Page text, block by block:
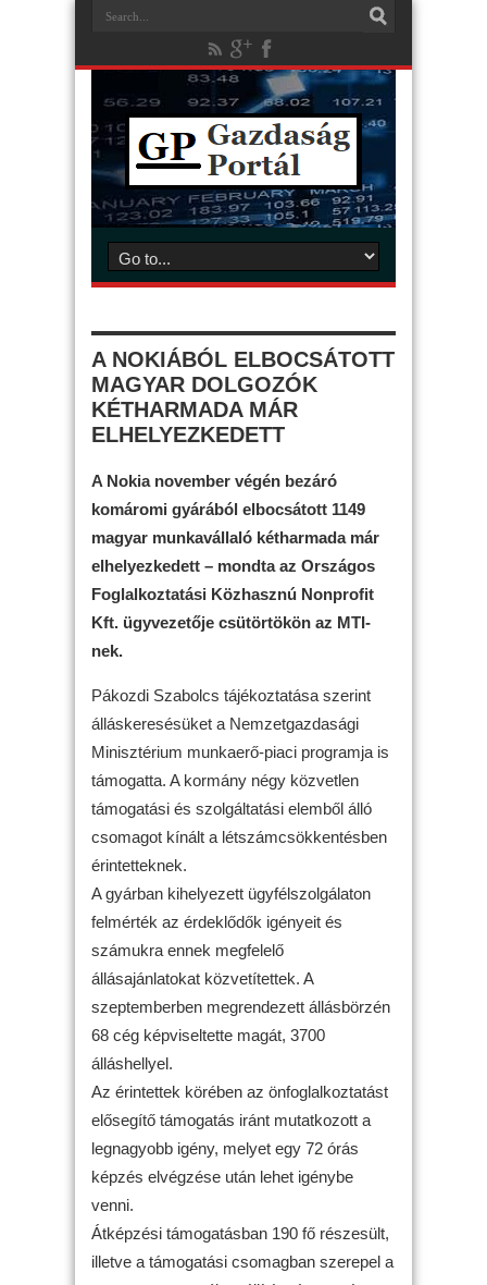
A NOKIÁBÓL ELBOCSÁTOTT
MAGYAR DOLGOZÓK
KÉTHARMADA MÁR
ELHELYEZKEDETT
A Nokia november végén bezáró
komáromi gyárából elbocsátott 1149
magyar munkavállaló kétharmada már
elhelyezkedett – mondta az Országos
Foglalkoztatási Közhasznú Nonprofit
Kft. ügyvezetője csütörtökön az MTI-
nek.
Pákozdi Szabolcs tájékoztatása szerint
álláskeresésüket a Nemzetgazdasági
Minisztérium munkaerő-piaci programja is
támogatta. A kormány négy közvetlen
támogatási és szolgáltatási elemből álló
csomagot kínált a létszámcsökkentésben
érintetteknek.
A gyárban kihelyezett ügyfélszolgálaton
felmérték az érdeklődők igényeit és
számukra ennek megfelelő
állásajánlatokat közvetítettek. A
szeptemberben megrendezett állásbörzén
68 cég képviseltette magát, 3700
álláshellyel.
Az érintettek körében az önfoglalkoztatást
elősegítő támogatás iránt mutatkozott a
legnagyobb igény, melyet egy 72 órás
képzés elvégzése után lehet igénybe
venni.
Átképzési támogatásban 190 fő részesült,
illetve a támogatási csomagban szerepel a